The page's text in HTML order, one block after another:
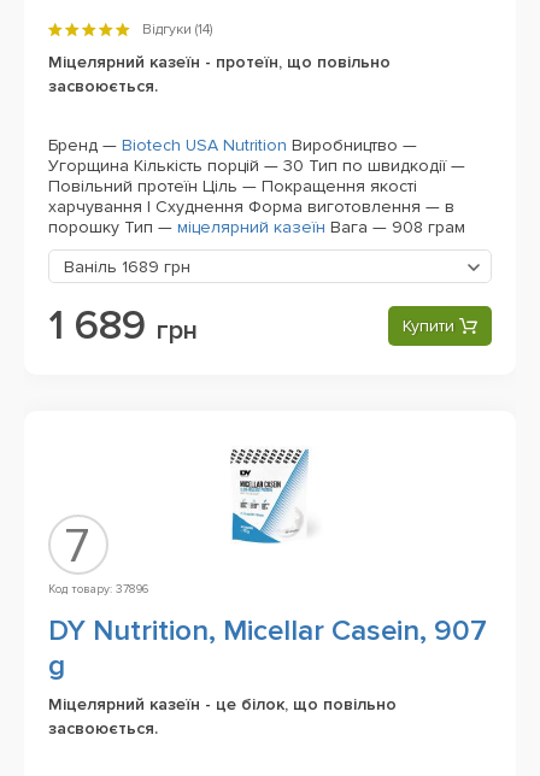
Відгуки (14)
Міцелярний казеїн - протеїн, що повільно
засвоюється.
Бренд — Biotech USA Nutrition Виробництво —
Угорщина Кількість порцій — 30 Тип по швидкодії —
Повільний протеїн Ціль — Покращення якості
харчування | Схуднення Форма виготовлення — в
порошку Тип — міцелярний казеїн Вага — 908 грам
Ваніль 1689 грн
1 689 грн Купити
7
Код товару: 37896
DY Nutrition, Micellar Casein, 907
g
Міцелярний казеїн - це білок, що повільно
засвоюється.